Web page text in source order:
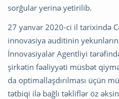
sorğular yerinə yetirilib.
27 yanvar 2020-ci il tarixində
innovasiya auditinin
İnnovasiyalar Agentliyi
şirkətin fəaliyyəti müsbət
da optimallaşdırılması üçün
tətbiqi ilə bağlı təkliflər öz